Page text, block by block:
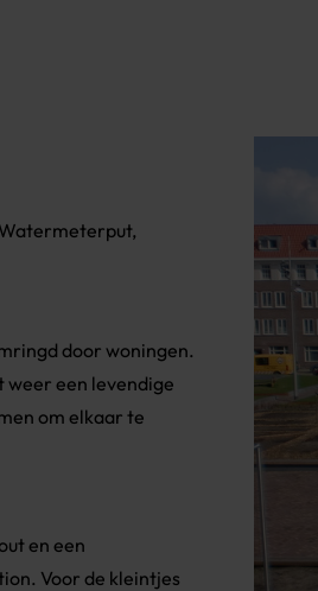
door woningen.
weer een levendige
om elkaar te
en een
Voor de kleintjes